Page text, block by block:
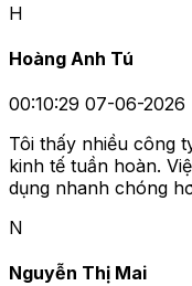
H
Hoàng Anh Tú
00:10:29 07-06-2026
Tôi thấy nhiều công
kinh tế tuần hoàn.
dụng nhanh chóng
N
Nguyễn Thị Mai